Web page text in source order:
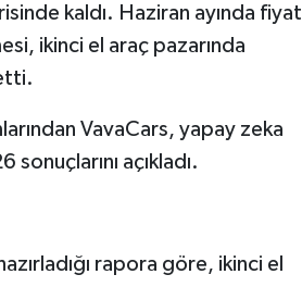
kaldı. Haziran ayında fiyat
ikinci el araç pazarında
VavaCars, yapay zeka
açıkladı.
rapora göre, ikinci el